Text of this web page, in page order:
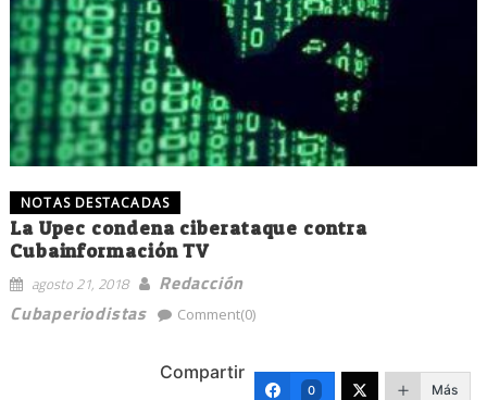
NOTAS DESTACADAS
La Upec condena ciberataque contra
Cubainformación TV
agosto 21, 2018
Redacción
Cubaperiodistas
Comment(0)
Compartir
0 Más